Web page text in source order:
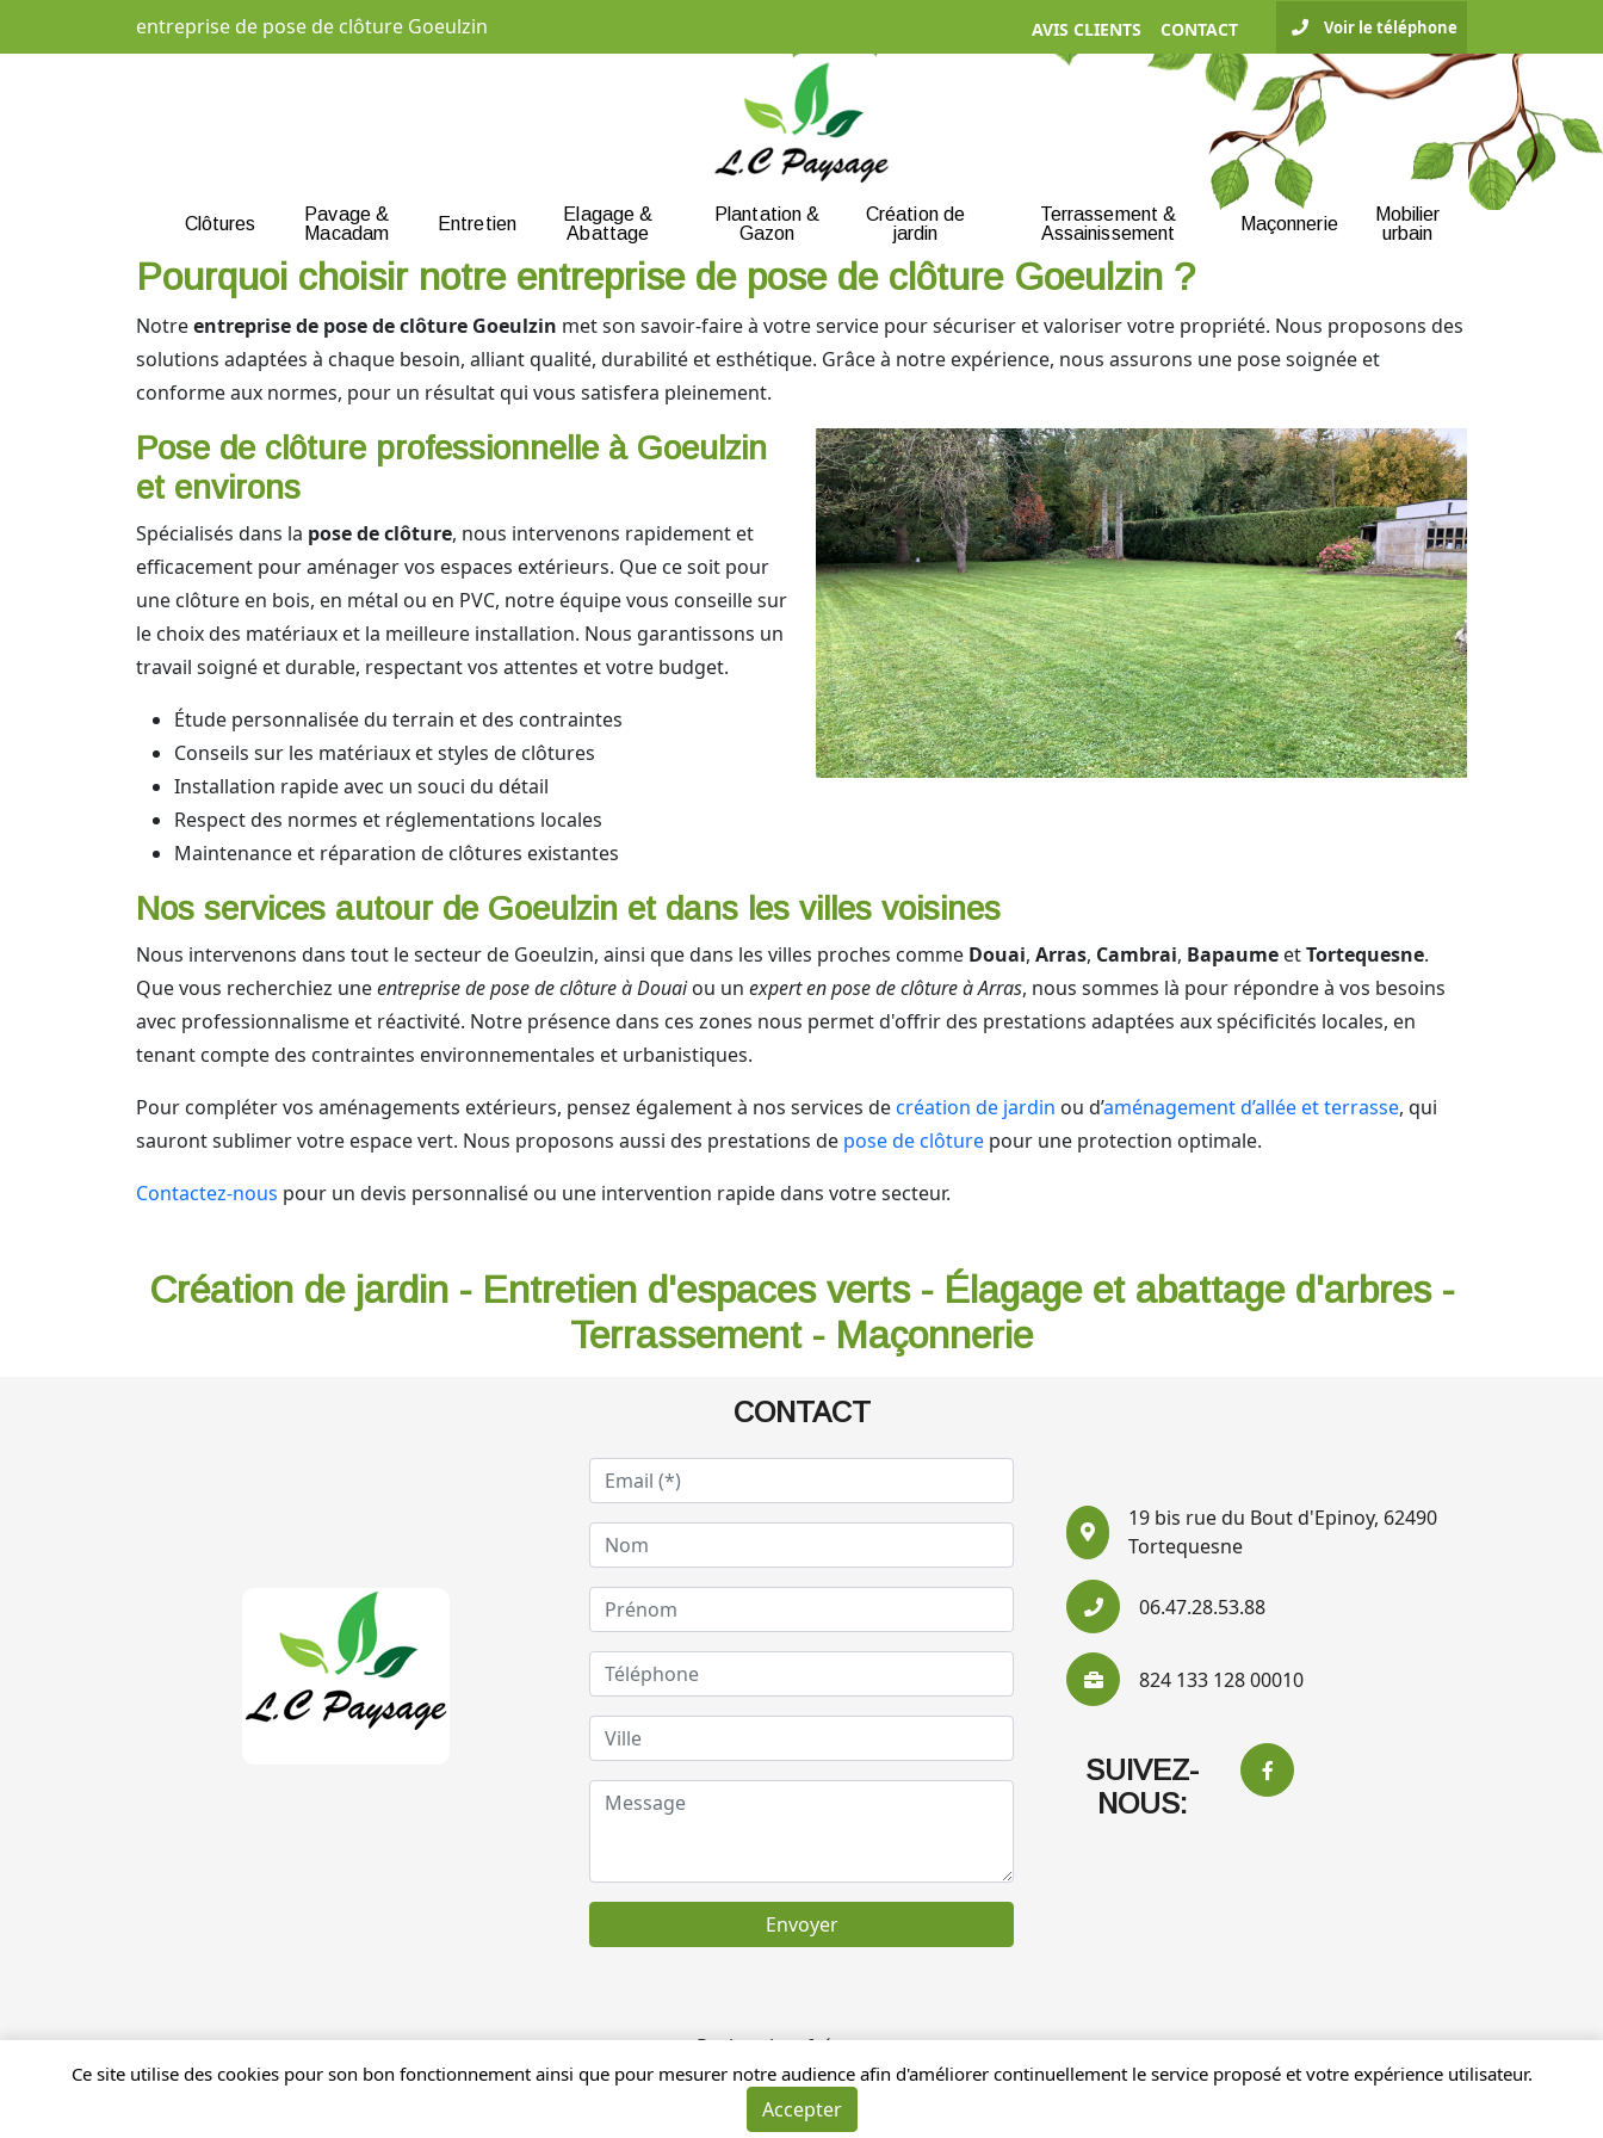
entreprise de pose de clôture Goeulzin AVIS CLIENTS CONTACT Voir le téléphone
Clôtures
Pavage &
Macadam
Entretien
Elagage &
Abattage
Plantation &
Gazon
Création de
jardin
Terrassement &
Assainissement
Maçonnerie
Mobilier
urbain
Pourquoi choisir notre entreprise de pose de clôture Goeulzin ?
Notreentreprise de pose de clôture Goeulzin met son savoir-faire à votre service pour sécuriser et valoriser votre propriété. Nous proposons des
solutions adaptées à chaque besoin, alliant qualité, durabilité et esthétique. Grâce à notre expérience, nous assurons une pose soignée et
conforme aux normes, pour un résultat qui vous satisfera pleinement.
Pose de clôture professionnelle à Goeulzin
et environs
Spécialisés dans la pose de clôture, nous intervenons rapidement et
efficacement pour aménager vos espaces extérieurs. Que ce soit pour
une clôture en bois, en métal ou en PVC, notre équipe vous conseille sur
le choix des matériaux et la meilleure installation. Nous garantissons un
travail soigné et durable, respectant vos attentes et votre budget.
Étude personnalisée du terrain et des contraintes
Conseils sur les matériaux et styles de clôtures
Installation rapide avec un souci du détail
Respect des normes et réglementations locales
Maintenance et réparation de clôtures existantes
Nos services autour de Goeulzin et dans les villes voisines
Nous intervenons dans tout le secteur de Goeulzin, ainsi que dans les villes proches comme Douai, Arras, Cambrai, Bapaume etTortequesne.
Que vous recherchiez uneentreprise de pose de clôture à Douaiou un expert en pose de clôture à Arras, nous sommes là pour répondre à vos besoins
avec professionnalisme et réactivité. Notre présence dans ces zones nous permet d'offrir des prestations adaptées aux spécificités locales, en
tenant compte des contraintes environnementales et urbanistiques.
Pour compléter vos aménagements extérieurs, pensez également à nos services decréation de jardin ou d’aménagement d’allée et terrasse, qui
sauront sublimer votre espace vert. Nous proposons aussi des prestations de pose de clôture pour une protection optimale.
Contactez-nous pour un devis personnalisé ou une intervention rapide dans votre secteur.
Création de jardin - Entretien d'espaces verts - Élagage et abattage d'arbres -
Terrassement - Maçonnerie
CONTACT
Envoyer
19 bis rue du Bout d'Epinoy, 62490
Tortequesne
06.47.28.53.88
824 133 128 00010
SUIVEZ-
NOUS:
Recherches fréquentes
Ce site utilise des cookies pour son bon fonctionnement ainsi que pour mesurer notre audience afin d'améliorer continuellement le service proposé et votre expérience utilisateur.
Accepter